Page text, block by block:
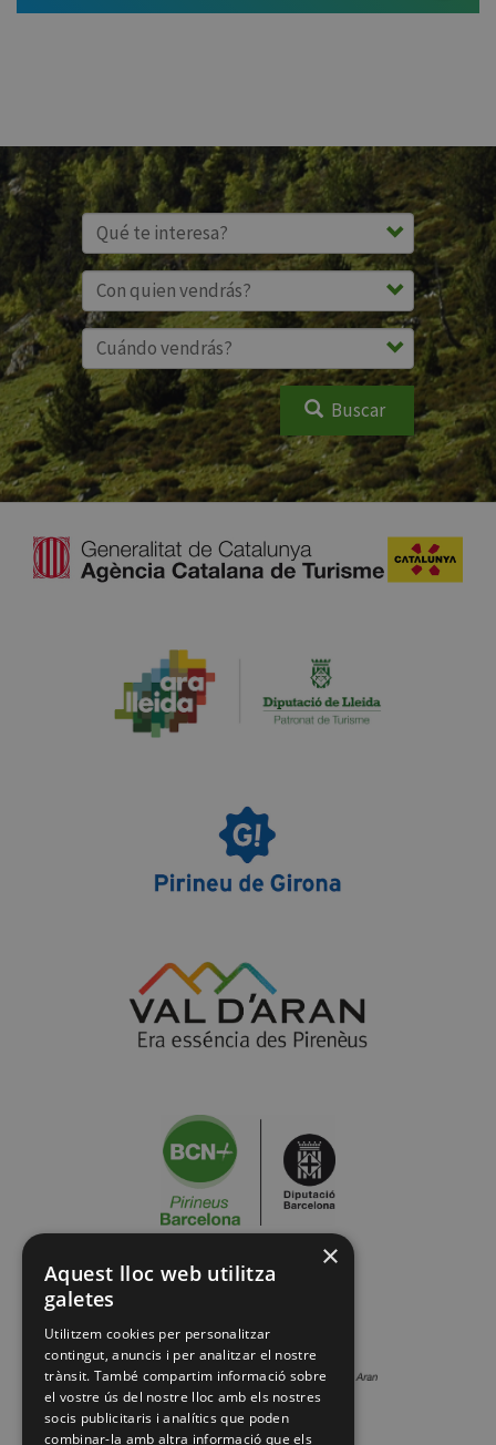
Buscar
×
Aquest lloc web utilitza
galetes
Utilitzem cookies per personalitzar
contingut, anuncis i per analitzar el nostre
trànsit. També compartim informació sobre
el vostre ús del nostre lloc amb els nostres
socis publicitaris i analítics que poden
combinar-la amb altra informació que els